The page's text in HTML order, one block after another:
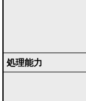
処理能力